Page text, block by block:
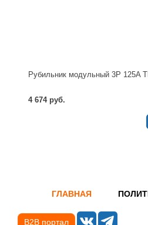
Рубильник модульный 3P 125A
4 674 руб.
ГЛАВНАЯ
B2B портал